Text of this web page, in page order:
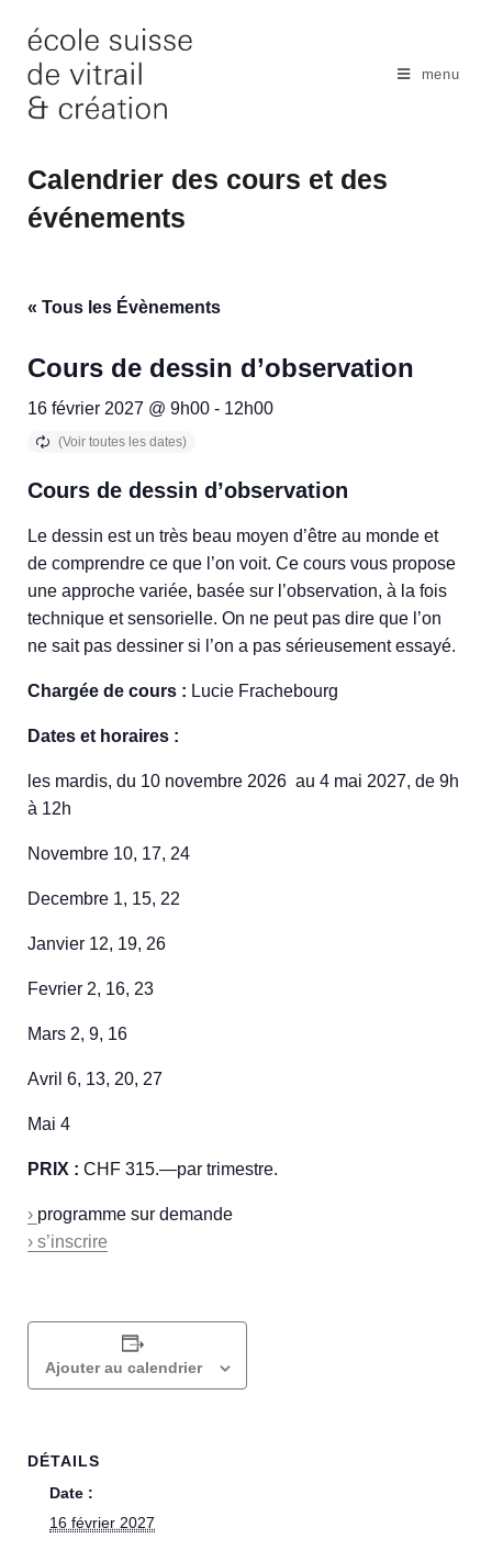
content
menu
Calendrier des cours et des
événements
« Tous les Évènements
Cours de dessin d’observation
16 février 2027 @ 9h00 - 12h00
Cours de dessin d’observation
Le dessin est un très beau moyen d’être au monde et
de comprendre ce que l’on voit. Ce cours vous propose
une approche variée, basée sur l’observation, à la fois
technique et sensorielle. On ne peut pas dire que l’on
ne sait pas dessiner si l’on a pas sérieusement essayé.
Chargée de cours : Lucie Frachebourg
Dates et horaires :
les mardis, du 10 novembre 2026 au 4 mai 2027, de 9h
à 12h
Novembre 10, 17, 24
Decembre 1, 15, 22
Janvier 12, 19, 26
Fevrier 2, 16, 23
Mars 2, 9, 16
Avril 6, 13, 20, 27
Mai 4
PRIX : CHF 315.—par trimestre.
› programme sur demande
› s’inscrire
Ajouter au calendrier
DÉTAILS
Date :
16 février 2027